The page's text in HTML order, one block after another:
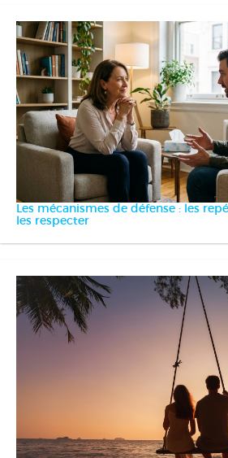
Les mécanismes de défense : les
les respecter